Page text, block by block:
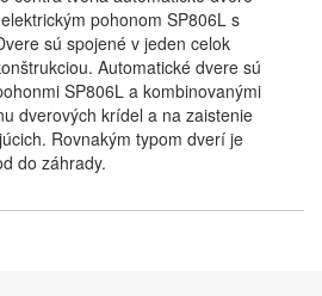
pohonom SP806L s
sú spojené v jeden celok
Automatické dvere sú
SP806L a kombinovanými
dverových krídel a na zaistenie
Rovnakým typom dverí je
do záhrady.